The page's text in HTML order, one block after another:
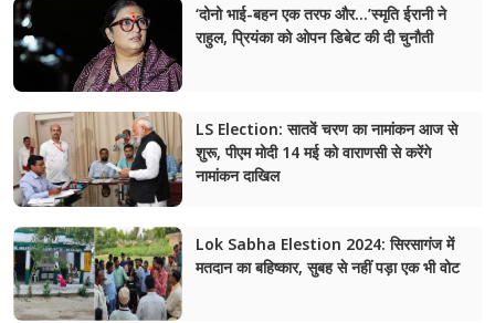
‘दोनो भाई-बहन एक तरफ और…’स्मृति ईरानी ने
राहुल, प्रियंका को ओपन डिबेट की दी चुनौती
LS Election: सातवें चरण का नामांकन आज से
शुरू, पीएम मोदी 14 मई को वाराणसी से करेंगे
नामांकन दाखिल
Lok Sabha Elestion 2024: सिरसागंज में
मतदान का बहिष्कार, सुबह से नहीं पड़ा एक भी वोट